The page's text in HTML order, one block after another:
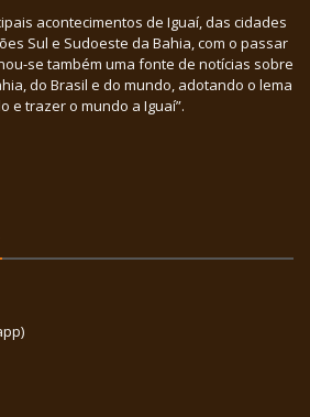
acontecimentos de Iguaí, das cidades
Sul e Sudoeste da Bahia, com o passar
se também uma fonte de notícias sobre
do Brasil e do mundo, adotando o lema
e trazer o mundo a Iguaí”.